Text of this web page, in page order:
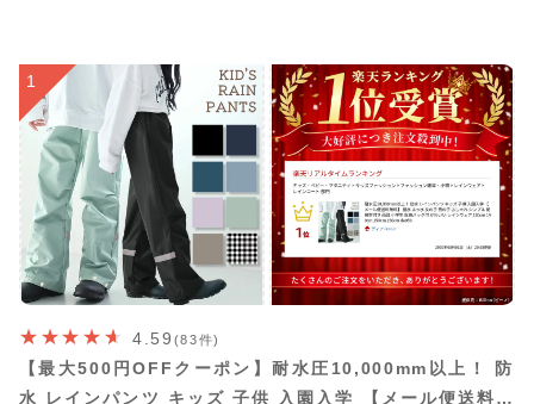
1
4.59 (83件)
【最大500円OFFクーポン】耐水圧10,000mm以上！ 防
水 レインパンツ キッズ 子供 入園入学 【メール便送料無